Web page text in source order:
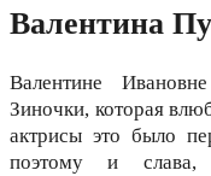
Валентина
Валентине
Зиночки, которая
актрисы это было
поэтому и слава,